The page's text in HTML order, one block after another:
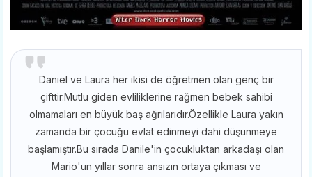
Daniel ve Laura her ikisi de öğretmen olan genç bir
çifttir.Mutlu giden evliliklerine rağmen bebek sahibi
olmamaları en büyük baş ağrılarıdır.Özellikle Laura yakın
zamanda bir çocuğu evlat edinmeyi dahi düşünmeye
başlamıştır.Bu sırada Danile'in çocukluktan arkadaşı olan
Mario'un yıllar sonra ansızın ortaya çıkması ve